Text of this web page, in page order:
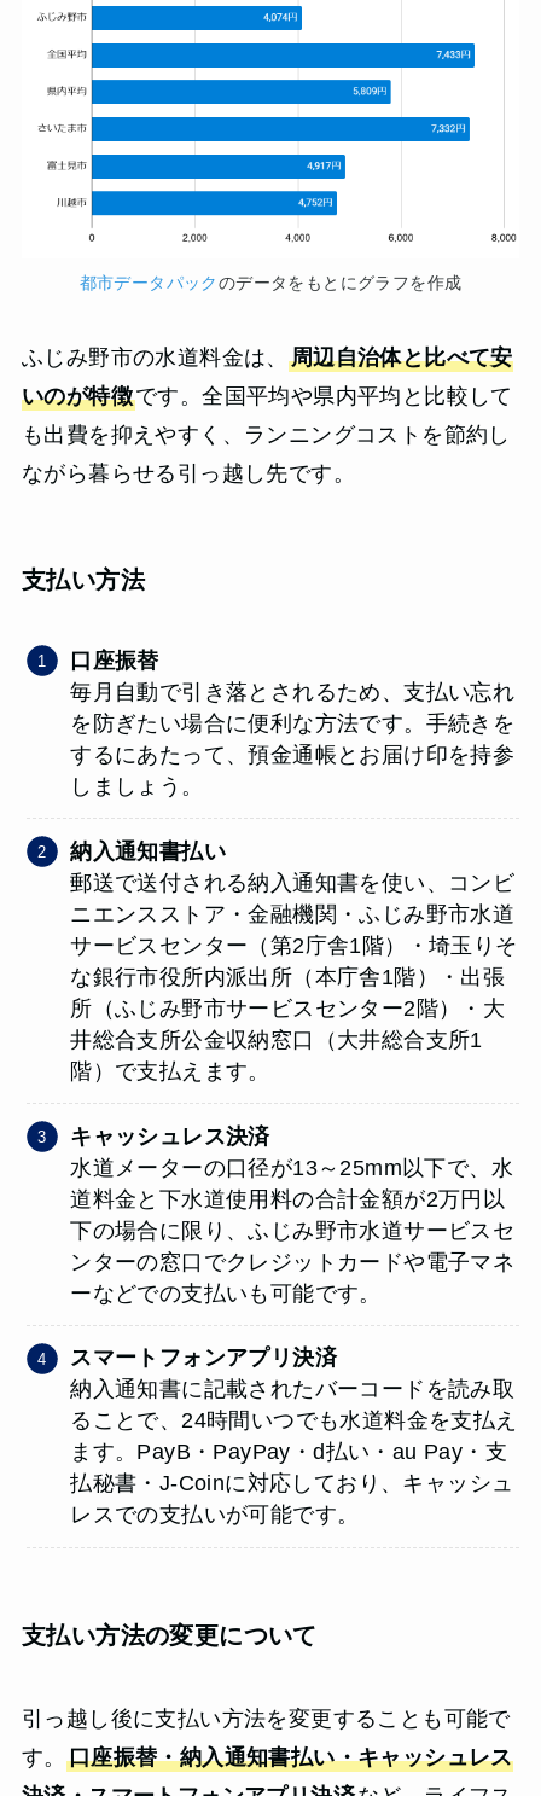
都市データパックのデータをもとにグラフを作成
ふじみ野市の水道料金は、 周辺自治体と比べて安
いのが特徴です。全国平均や県内平均と比較して
も出費を抑えやすく、ランニングコストを節約し
ながら暮らせる引っ越し先です。
支払い方法
口座振替
毎月自動で引き落とされるため、支払い忘れ
を防ぎたい場合に便利な方法です。手続きを
するにあたって、預金通帳とお届け印を持参
しましょう。
納入通知書払い
郵送で送付される納入通知書を使い、コンビ
ニエンスストア・金融機関・ふじみ野市水道
サービスセンター（第2庁舎1階）・埼玉りそ
な銀行市役所内派出所（本庁舎1階）・出張
所（ふじみ野市サービスセンター2階）・大
井総合支所公金収納窓口（大井総合支所1
階）で支払えます。
キャッシュレス決済
水道メーターの口径が13～25mm以下で、水
道料金と下水道使用料の合計金額が2万円以
下の場合に限り、ふじみ野市水道サービスセ
ンターの窓口でクレジットカードや電子マネ
ーなどでの支払いも可能です。
スマートフォンアプリ決済
納入通知書に記載されたバーコードを読み取
ることで、24時間いつでも水道料金を支払え
ます。PayB・PayPay・d払い・au Pay・支
払秘書・J-Coinに対応しており、キャッシュ
レスでの支払いが可能です。
支払い方法の変更について
引っ越し後に支払い方法を変更することも可能で
す。 口座振替・納入通知書払い・キャッシュレス